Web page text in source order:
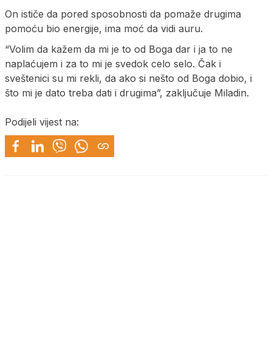
On ističe da pored sposobnosti da pomaže drugima
pomoću bio energije, ima moć da vidi auru.
“Volim da kažem da mi je to od Boga dar i ja to ne
naplaćujem i za to mi je svedok celo selo. Čak i
sveštenici su mi rekli, da ako si nešto od Boga dobio, i
što mi je dato treba dati i drugima”, zaključuje Miladin.
Podijeli vijest na: